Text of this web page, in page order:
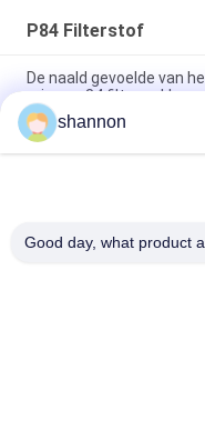
P84 Filterstof
De naald gevoelde van
micronp84 filter zakken
Stofcollector Niet-
voor Thermische
Vloeibare van de de
shannon
Good day, what product